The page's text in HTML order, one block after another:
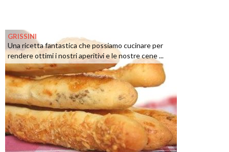
GRISSINI
Una ricetta fantastica che possiamo cucinare per
rendere ottimi i nostri aperitivi e le nostre cene ...